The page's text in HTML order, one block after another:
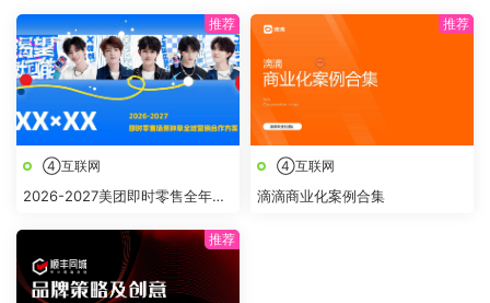
④互联网
2026-2027美团即时零售全年节
④互联网
滴滴商业化案例合集